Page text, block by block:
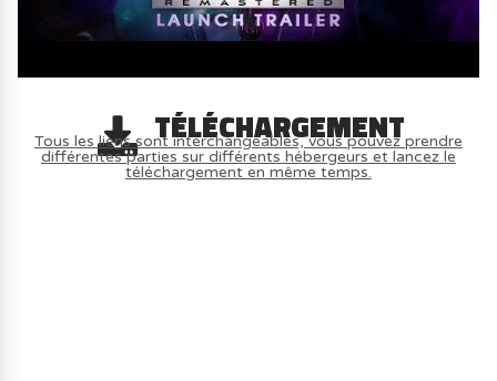
TÉLÉCHARGEMENT
Tous les liens sont interchangeables, vous pouvez prendre
différentes parties sur différents hébergeurs et lancez le
téléchargement en même temps.